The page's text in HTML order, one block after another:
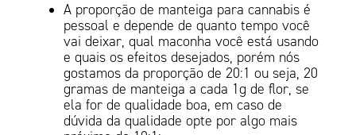
A proporção de manteiga para cannabis é
pessoal e depende de quanto tempo você
vai deixar, qual maconha você está usando
e quais os efeitos desejados, porém nós
gostamos da proporção de 20:1 ou seja, 20
gramas de manteiga a cada 1g de flor, se
ela for de qualidade boa, em caso de
dúvida da qualidade opte por algo mais